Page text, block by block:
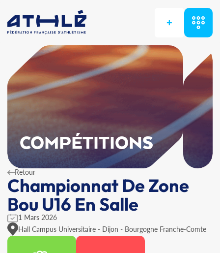
+
COMPÉTITIONS
Retour
Championnat De Zone
Bou U16 En Salle
1 Mars 2026
Hall Campus Universitaire - Dijon - Bourgogne Franche-Comte